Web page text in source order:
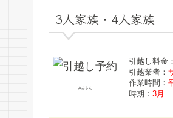
3人家族・4人家族
みみさん
引越し料金：
引越業者：
作業時間：
時期： 3月